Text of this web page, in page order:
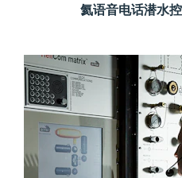
氦语音电话潜水